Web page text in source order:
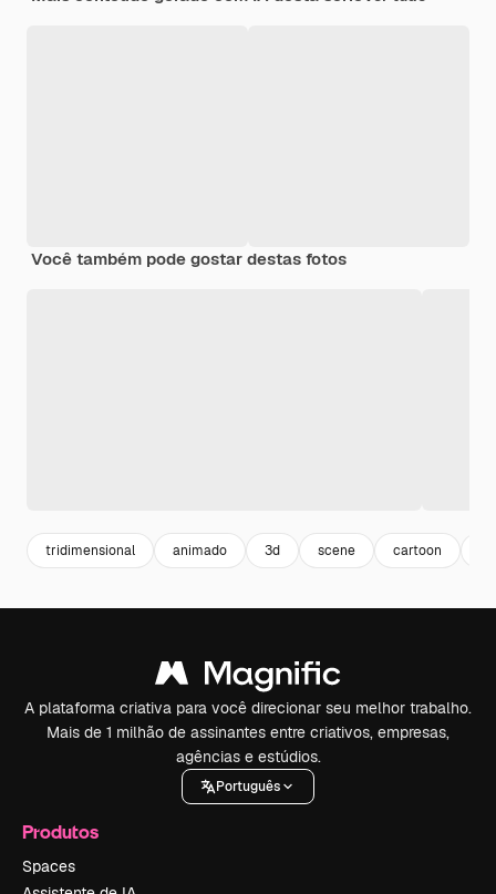
Você também pode gostar destas fotos
tridimensional animado 3d scene cartoon
A plataforma criativa para você direcionar seu melhor trabalho.
Mais de 1 milhão de assinantes entre criativos, empresas,
agências e estúdios.
Português
Produtos
Spaces